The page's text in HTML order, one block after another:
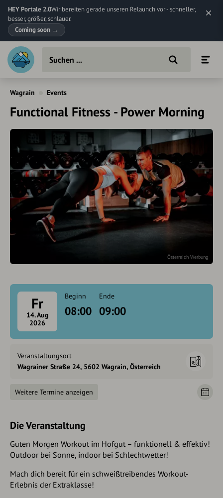
HEY Portale 2.0Wir bereiten gerade unseren Relaunch vor - schneller,
besser, größer, schlauer.
Coming soon →
Wagrain Events
Functional Fitness - Power Morning
Österreich Werbung
Fr
14. Aug
2026
Beginn
08:00
Ende
09:00
Veranstaltungsort
Wagrainer Straße 24, 5602 Wagrain, Österreich
Weitere Termine anzeigen
Die Veranstaltung
Guten Morgen Workout im Hofgut – funktionell & effektiv!
Outdoor bei Sonne, indoor bei Schlechtwetter!
Mach dich bereit für ein schweißtreibendes Workout-
Erlebnis der Extraklasse!